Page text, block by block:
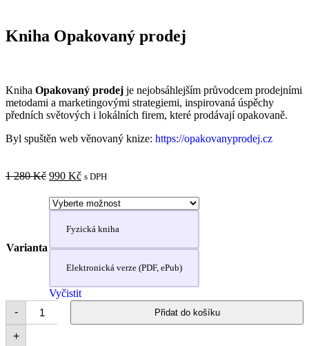
Kniha Opakovaný prodej
Kniha Opakovaný prodej je nejobsáhlejším průvodcem prodejními
metodami a marketingovými strategiemi, inspirovaná úspěchy
předních světových i lokálních firem, které prodávají opakovaně.
Byl spuštěn web věnovaný knize: https://opakovanyprodej.cz
1 280Kč 990 Kč s DPH
Varianta
Fyzická kniha
Elektronická verze (PDF, ePub)
Vyčistit
-
+
Přidat do košíku